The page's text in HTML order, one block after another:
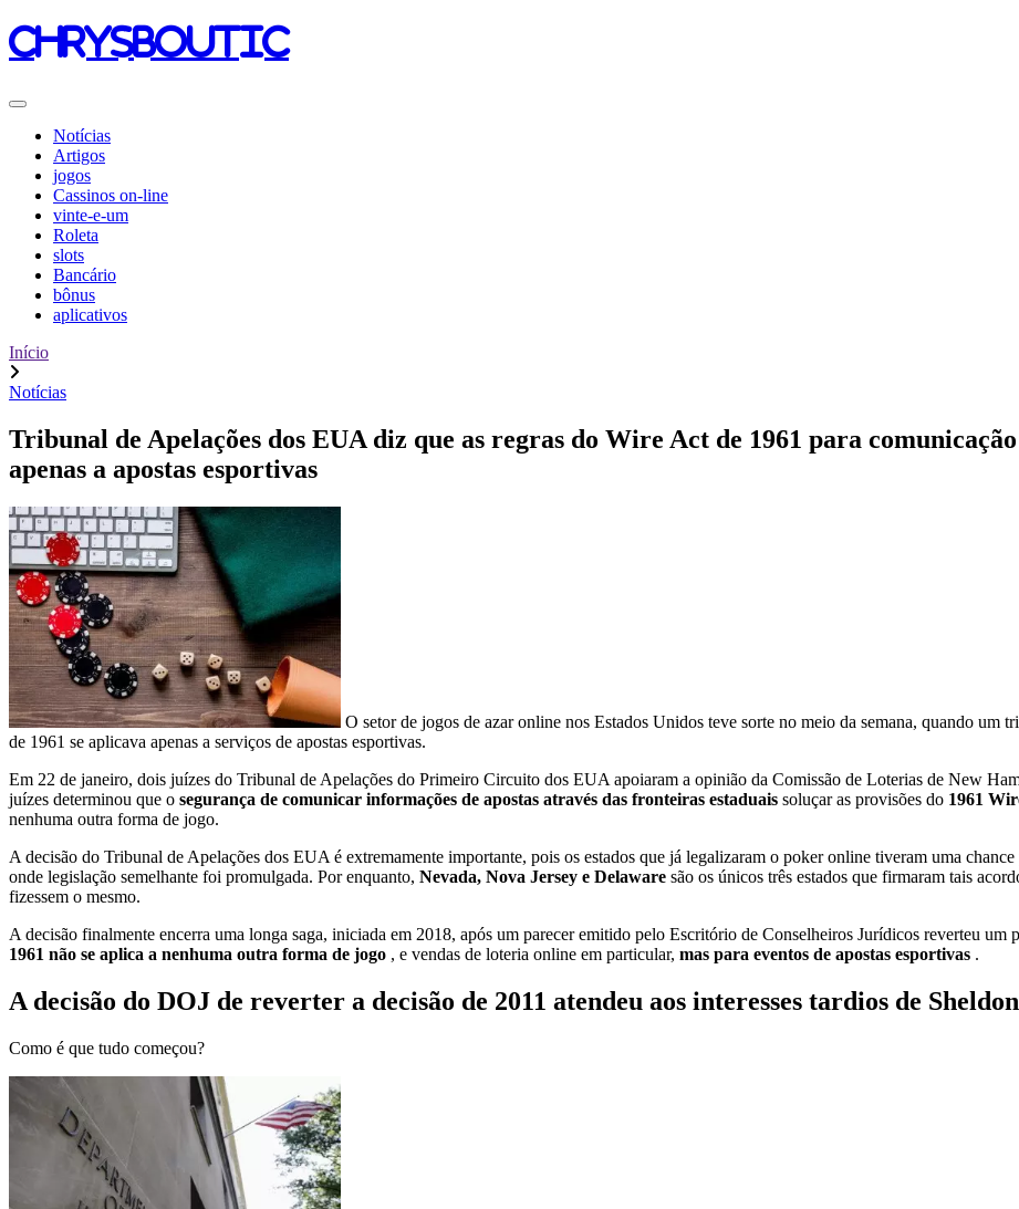
chrysboutic
Notícias
Artigos
jogos
Cassinos on-line
vinte-e-um
Roleta
slots
Bancário
bônus
aplicativos
Início
Notícias
Tribunal de Apelações dos EUA diz que as regras do Wire Act de 1961 para
apenas a apostas esportivas
O setor de jogos de azar online nos Estados Unidos teve sorte no meio da semana, quando um
de 1961 se aplicava apenas a serviços de apostas esportivas.
Em 22 de janeiro, dois juízes do Tribunal de Apelações do Primeiro Circuito dos EUA apoiaram a opinião da Comissão de Loterias de New
juízes determinou que o segurança de comunicar informações de apostas através das fronteiras estaduais soluçar as provisões do 1961
nenhuma outra forma de jogo.
A decisão do Tribunal de Apelações dos EUA é extremamente importante, pois os estados que já legalizaram o poker online tiveram uma chance
onde legislação semelhante foi promulgada. Por enquanto, Nevada, Nova Jersey e Delaware são os únicos três estados que firmaram tais
fizessem o mesmo.
A decisão finalmente encerra uma longa saga, iniciada em 2018, após um parecer emitido pelo Escritório de Conselheiros Jurídicos reverteu um
1961 não se aplica a nenhuma outra forma de jogo , e vendas de loteria online em particular, mas para eventos de apostas esportivas .
A decisão do DOJ de reverter a decisão de 2011 atendeu aos interesses tardios de
Como é que tudo começou?